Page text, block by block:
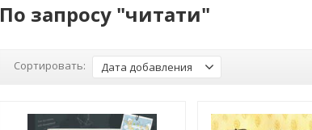
По запросу "читати"
Сортировать: Дата добавления